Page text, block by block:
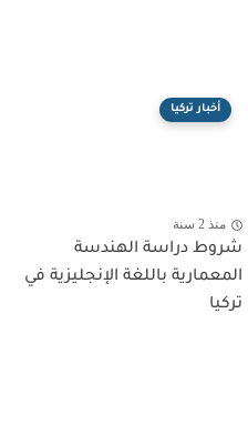
أخبار تركيا
منذ 2 سنة
شروط دراسة الهندسة
المعمارية باللغة الإنجليزية في
تركيا